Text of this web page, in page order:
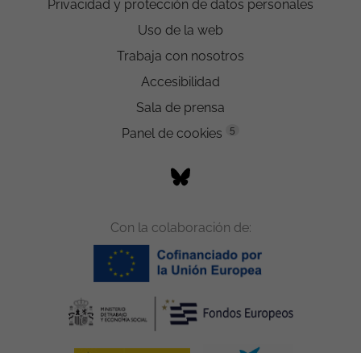
Privacidad y protección de datos personales
Uso de la web
Trabaja con nosotros
Accesibilidad
Sala de prensa
Panel de cookies
5
Con la colaboración de: